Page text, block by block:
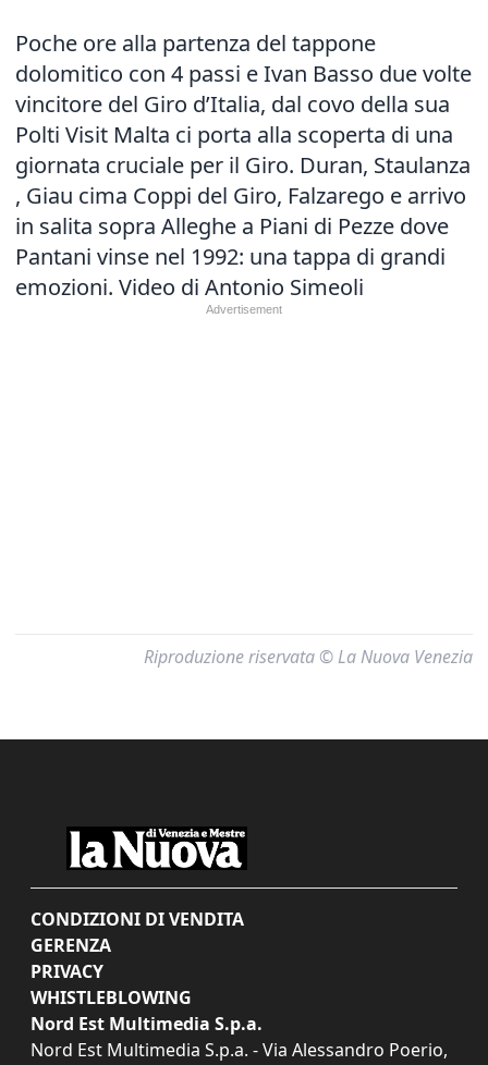
Poche ore alla partenza del tappone
dolomitico con 4 passi e Ivan Basso due volte
vincitore del Giro d’Italia, dal covo della sua
Polti Visit Malta ci porta alla scoperta di una
giornata cruciale per il Giro. Duran, Staulanza
, Giau cima Coppi del Giro, Falzarego e arrivo
in salita sopra Alleghe a Piani di Pezze dove
Pantani vinse nel 1992: una tappa di grandi
emozioni. Video di Antonio Simeoli
Riproduzione riservata © La Nuova Venezia
CONDIZIONI DI VENDITA
GERENZA
PRIVACY
WHISTLEBLOWING
Nord Est Multimedia S.p.a.
Nord Est Multimedia S.p.a. - Via Alessandro Poerio,